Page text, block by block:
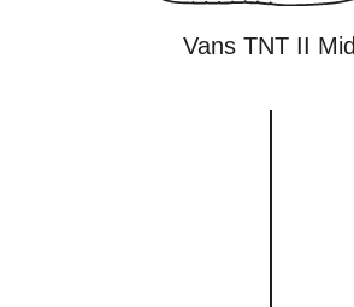
Vans TNT II Mid